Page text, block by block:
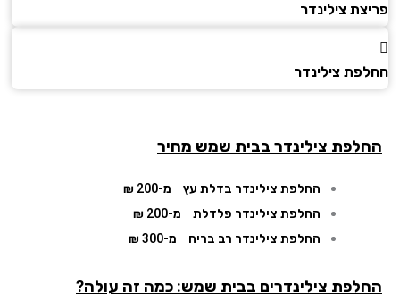
צילינדר
צילינדר
צילינדרבבית שמש מחיר
החלפת צילינדר בדלת עץ
מ-200 ₪
החלפת צילינדר פלדלת
מ-200 ₪
החלפת צילינדר רב בריח
מ-300 ₪
צילינדרים בבית שמש: כמה זה עולה?